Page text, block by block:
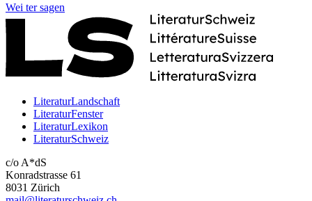
Wei ter sagen
LiteraturLandschaft
LiteraturFenster
LiteraturLexikon
LiteraturSchweiz
c/o A*dS
Konradstrasse 61
8031 Zürich